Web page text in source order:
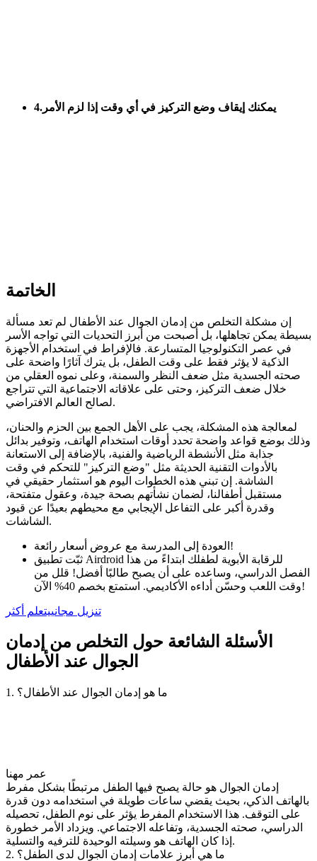
4.يمكنك إيقاف وضع التركيز في أي وقت إذا لزم الأمر
الخاتمة
إن مشكلة التخلص من إدمان الجوال عند الأطفال لم تعد مسألة
بسيطة يمكن تجاهلها، بل أصبحت من أبرز التحديات التي تواجه الأسر
في عصر التكنولوجيا المتسارعة. فالإفراط في استخدام الأجهزة
الذكية لا يؤثر فقط على وقت الطفل، بل يترك آثارًا واضحة على
صحته الجسدية مثل ضعف النظر والسمنة، وعلى نموه العقلي من
خلال ضعف التركيز، وحتى على علاقاته الاجتماعية التي تتراجع
لصالح العالم الافتراضي.
لمعالجة هذه المشكلة، يجب على الأهل الجمع بين الحزم والحنان،
وذلك بوضع قواعد واضحة تحدد أوقات استخدام الهاتف، وتوفير بدائل
جذابة مثل الأنشطة الرياضية والفنية، بالإضافة إلى الاستعانة
بالأدوات التقنية الحديثة مثل "وضع التركيز" للتحكم في وقت
الشاشة. إن تبني هذه الخطوات اليوم هو استثمار حقيقي في
مستقبل أطفالنا، لضمان نشأتهم بصحة جيدة، وعقول متفتحة،
وقدرة أكبر على التفاعل الإيجابي مع محيطهم بعيدًا عن قيود
الشاشات.
العودة إلى المدرسة مع عروض أسعار رائعة!
ثبّت تطبيق Airdroid للرقابة الأبوية لطفلك ابتداءً من هذا
الفصل الدراسي، وساعده على أن يصبح طالبًا أفضل! قلل من
وقت اللعب وحسّن أداءه الأكاديمي. استمتع بخصم 40% الآن!
تنزيل مجانييتعلم أكثر
الأسئلة الشائعة حول التخلص من إدمان
الجوال عند الأطفال
1. ما هو إدمان الجوال عند الأطفال؟
عمر مهنا
إدمان الجوال هو حالة يصبح فيها الطفل مرتبطًا بشكل مفرط
بالهاتف الذكي، بحيث يقضي ساعات طويلة في استخدامه دون قدرة
على التوقف. هذا الاستخدام المفرط يؤثر على نوم الطفل، تحصيله
الدراسي، صحته الجسدية، وتفاعله الاجتماعي. ويزداد الأمر خطورة
إذا كان الهاتف هو وسيلته الوحيدة للترفيه والتسلية.
2. ما هي أبرز علامات إدمان الجوال لدى الطفل؟